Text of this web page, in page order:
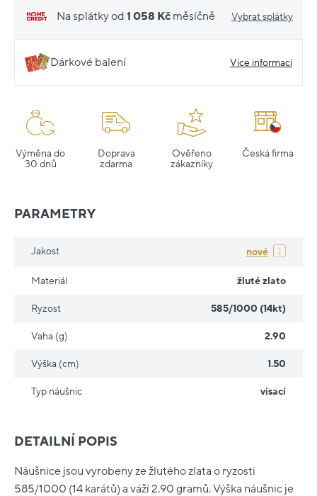
Na splátky od 1 058 Kč měsíčně Vybrat splátky
Dárkové balení Více informací
Výměna do
30 dnů
Doprava
zdarma
Ověřeno
zákazníky
Česká firma
DETAILNÍ POPIS
Náušnice jsou vyrobeny ze žlutého zlata o ryzosti
585/1000 (14 karátů) a váží 2.90 gramů. Výška náušnic je
PARAMETRY
Jakost nové
Materiál žluté zlato
Ryzost 585/1000 (14kt)
Vaha (g) 2.90
Výška (cm) 1.50
Typ náušnic visací